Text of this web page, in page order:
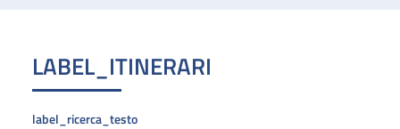
LABEL_ITINERARI
label_ricerca_testo